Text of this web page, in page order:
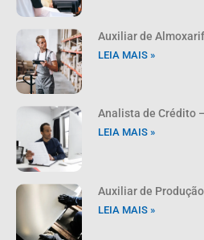
Auxiliar de
LEIA MAIS »
Analista de Crédito
LEIA MAIS »
Auxiliar de Produção
LEIA MAIS »